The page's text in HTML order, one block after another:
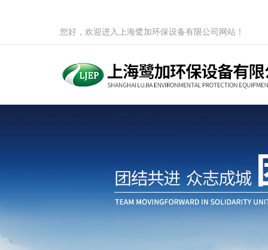
您好，欢迎进入上海鹭加环保设备有限公司网站！